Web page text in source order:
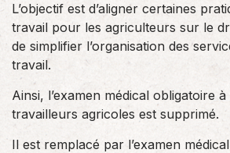
L’objectif est d’aligner certaines
travail pour les agriculteurs sur le
de simplifier l’organisation des
travail.
Ainsi, l’examen médical obligatoire
travailleurs agricoles est supprimé.
Il est remplacé par l’examen